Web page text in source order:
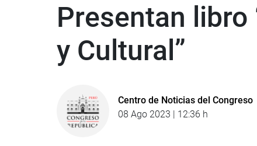
Presentan
y Cultural”
Centro de Noticias del Congreso
08 Ago 2023 | 12:36 h